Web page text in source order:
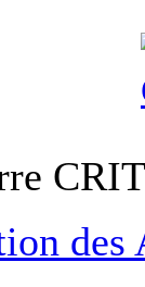
C
des